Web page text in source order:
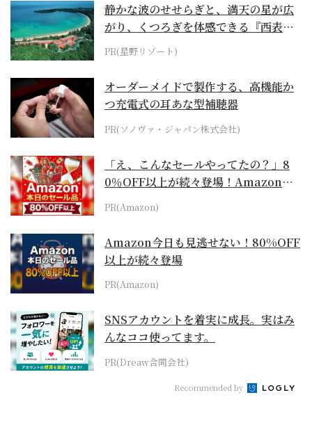
静かな波のせせらぎと、満天の星が広
がり、くつろぎを体感できる『西表島
ホテル by...
PR(星野リゾート)
オーダーメイドで製作する、高機能か
つ充電式の耳あな型補聴器
PR(ソノヴァ・ジャパン株式会社)
「え、こんなセールやってたの？」8
0％OFF以上が続々登場！Amazonの
本気が...
PR(Amazon)
Amazon今日も見逃せない！80%OFF
以上が続々登場
PR(Amazon)
SNSアカウントを着実に成長。実はみ
んなココ使ってます。
PR(Dreaw合同会社)
Recommended by